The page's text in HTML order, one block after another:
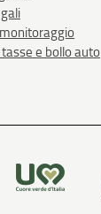
e bollo auto